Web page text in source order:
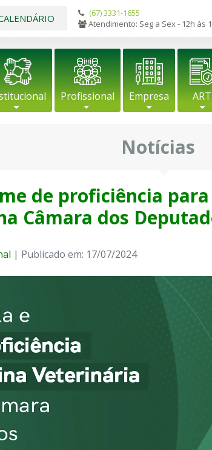
(67) 3331-1655
Atendimento: Seg a Sex - 12h às
Profissional Empresa ART
Notícias
de proficiência
Câmara dos
| Publicado em: 17/07/2024